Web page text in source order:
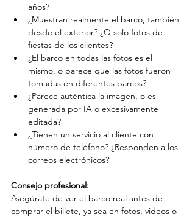
años?
¿Muestran realmente el barco, también
desde el exterior? ¿O solo fotos de
fiestas de los clientes?
¿El barco en todas las fotos es el
mismo, o parece que las fotos fueron
tomadas en diferentes barcos?
¿Parece auténtica la imagen, o es
generada por IA o excesivamente
editada?
¿Tienen un servicio al cliente con
número de teléfono? ¿Responden a los
correos electrónicos?
Consejo profesional:
Asegúrate de ver el barco real antes de
comprar el billete, ya sea en fotos, videos o